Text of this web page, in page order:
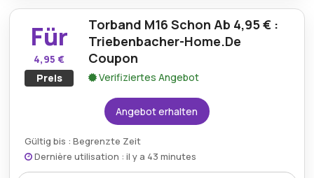
kostenlosem Versand ab 995 €. So sparen Sie bei
größeren Anschaffungen für Ihre
Heimwerkerprojekte deutlich an Versandkosten.
Für
4,95 €
Preis
Torband M16 Schon Ab 4,95 € :
Triebenbacher-Home.De
Coupon
Verifiziertes Angebot
Angebot erhalten
Gültig bis : Begrenzte Zeit
Dernière utilisation : il y a 43 minutes